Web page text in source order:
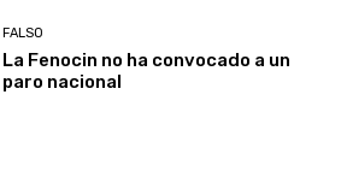
FALSO
La Fenocin no ha convocado a un
paro nacional